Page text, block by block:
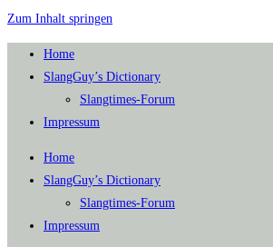
Zum Inhalt springen
Home
SlangGuy’s Dic­tion­a­ry
Slang­times-Forum
Impres­sum
Home
SlangGuy’s Dic­tion­a­ry
Slang­times-Forum
Impres­sum